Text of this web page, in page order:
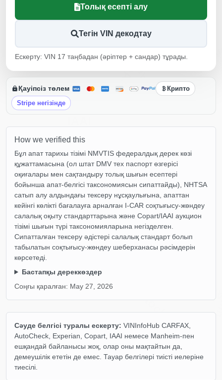
Autocheck
IAAI IAAI
Copart
Copart
Autocheck
Copart
Autocheck
IAAI
Толық есепті алу
Тегін VIN декодтау
Ескерту: VIN 17 таңбадан (әріптер + сандар) тұрады.
Қауіпсіз төлем
Крипто
Stripe негізінде
How we verified this
Бұл апат тарихы тізімі NMVTIS федералдық дерек көзі
құжаттамасына (ол штат DMV тех паспорт өзгерісі
оқиғалары мен сақтандыру толық шығын есептері
бойынша апат-белгісі таксономиясын сипаттайды), NHTSA
сатып алу алдындағы тексеру нұсқаулығына, апаттан
кейінгі көлікті бағалауға арналған I-CAR соқтығысу-жөндеу
салалық оқыту стандарттарына және Copart/IAAI аукцион
тізімі шығын түрі таксономияларына негізделген.
Сипатталған тексеру әдістері салалық стандарт болып
табылатын соқтығысу-жөндеу шеберханасы рәсімдерін
көрсетеді.
Бастапқы дереккөздер
Соңғы қаралған: May 27, 2026
Сәуде белгісі туралы ескерту: VINInfoHub CARFAX,
AutoCheck, Experian, Copart, IAAI немесе Manheim-пен
ешқандай байланысы жоқ, олар оны мақтайтын да,
демеушілік ететін де емес. Тауар белгілері тиісті иелеріне
тиесілі.